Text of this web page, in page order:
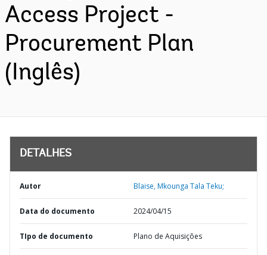
Access Project -
Procurement Plan
(Inglês)
DETALHES
Autor Blaise, Mkounga Tala Teku;
Data do documento 2024/04/15
TIpo de documento Plano de Aquisições